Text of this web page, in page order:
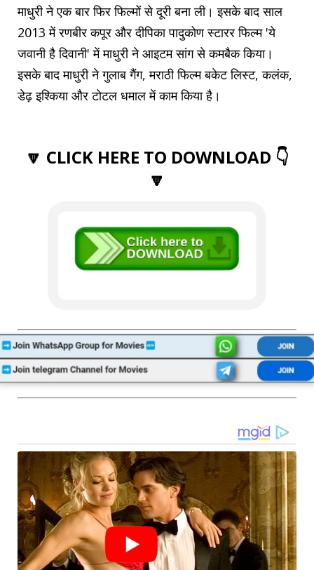
माधुरी ने एक बार फिर फिल्मों से दूरी बना ली। इसके बाद साल
2013 में रणबीर कपूर और दीपिका पादुकोण स्टारर फिल्म 'ये
जवानी है दिवानी' में माधुरी ने आइटम सांग से कमबैक किया।
इसके बाद माधुरी ने गुलाब गैंग, मराठी फिल्म बकेट लिस्ट, कलंक,
डेढ़ इश्किया और टोटल धमाल में काम किया है।
🔽 CLICK HERE TO DOWNLOAD 👇
🔽